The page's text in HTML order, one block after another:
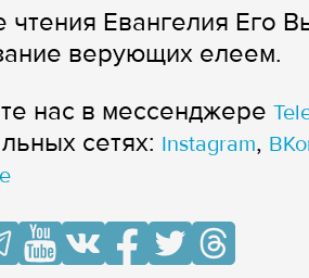
чтения Евангелия Его
верующих елеем.
нас в мессенджере
сетях: Instagram,